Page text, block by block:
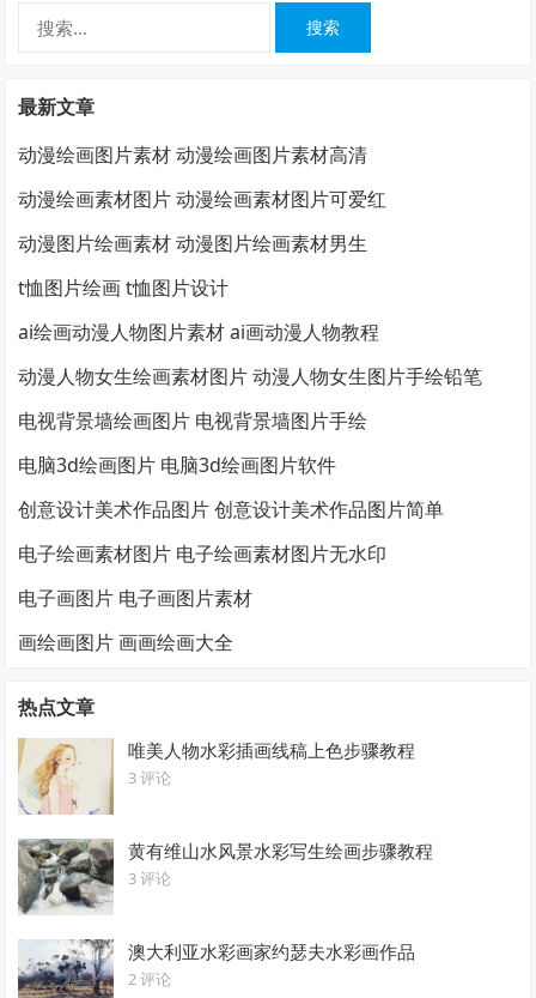
最新文章
动漫绘画图片素材 动漫绘画图片素材高清
动漫绘画素材图片 动漫绘画素材图片可爱红
动漫图片绘画素材 动漫图片绘画素材男生
t恤图片绘画 t恤图片设计
ai绘画动漫人物图片素材 ai画动漫人物教程
动漫人物女生绘画素材图片 动漫人物女生图片手绘铅笔
电视背景墙绘画图片 电视背景墙图片手绘
电脑3d绘画图片 电脑3d绘画图片软件
创意设计美术作品图片 创意设计美术作品图片简单
电子绘画素材图片 电子绘画素材图片无水印
电子画图片 电子画图片素材
画绘画图片 画画绘画大全
热点文章
唯美人物水彩插画线稿上色步骤教程
3 评论
黄有维山水风景水彩写生绘画步骤教程
3 评论
澳大利亚水彩画家约瑟夫水彩画作品
2 评论